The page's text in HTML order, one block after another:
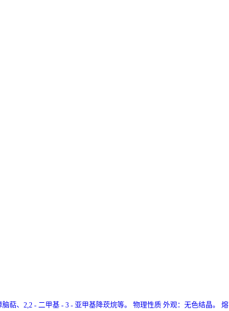
萜、2,2 - 二甲基 - 3 - 亚甲基降莰烷等。 物理性质 外观：无色结晶。 熔